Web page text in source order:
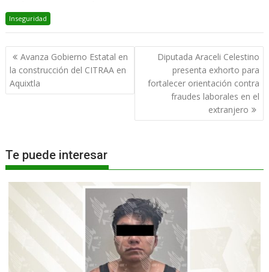
Inseguridad
Navegación
de
entradas
Avanza Gobierno Estatal en
la construcción del CITRAA en
Aquixtla
Diputada Araceli Celestino
presenta exhorto para
fortalecer orientación contra
fraudes laborales en el
extranjero
Te puede interesar